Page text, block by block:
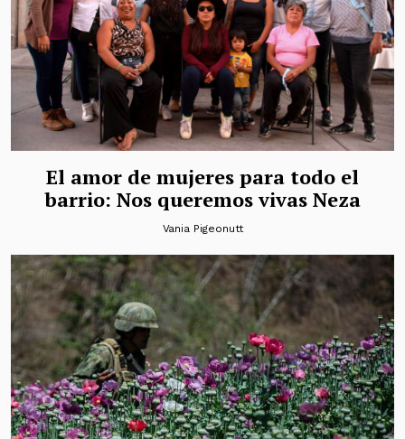
El amor de mujeres para todo el
barrio: Nos queremos vivas Neza
Vania Pigeonutt